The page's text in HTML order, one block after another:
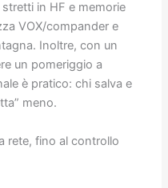
stretti in HF e memorie
VOX/compander e
Inoltre, con un
un pomeriggio a
è pratico: chi salva e
meno.
rete, fino al controllo